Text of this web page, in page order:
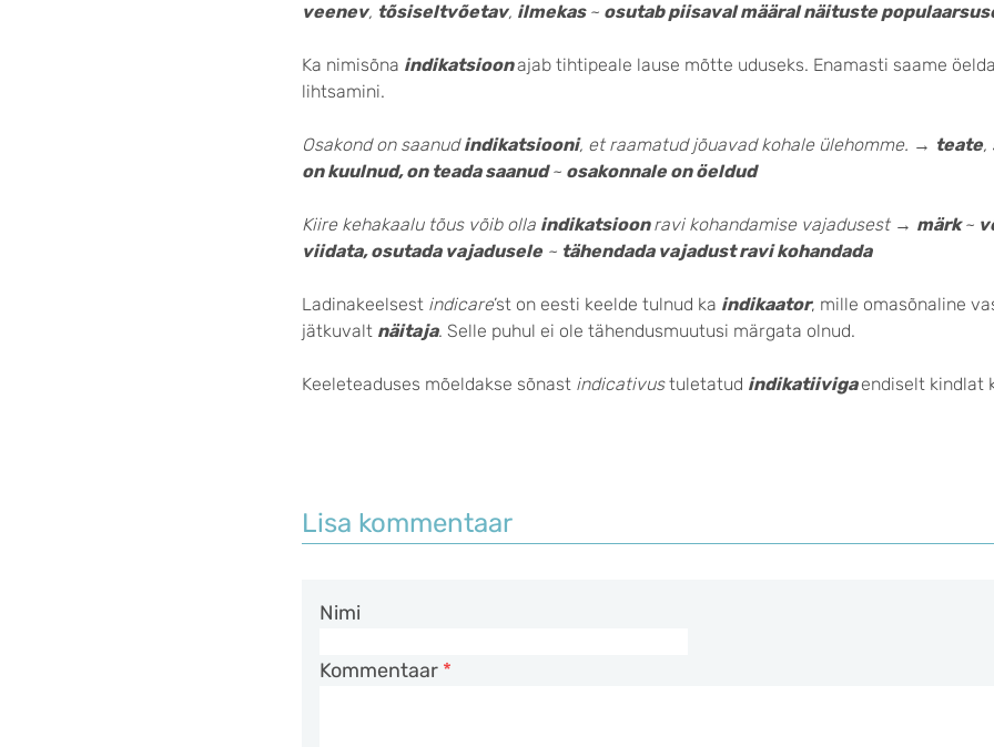
veenev, tõsiseltvõetav, ilmekas ~ osutab piisaval määral näituste
Ka nimisõna indikatsioonajab tihtipeale lause mõtte uduseks. Enamasti saame öelda
lihtsamini.
Osakond on saanudindikatsiooni, et raamatud jõuavad kohale ülehomme. → teate,
on kuulnud, on teada saanud~ osakonnale on öeldud
Kiire kehakaalu tõus võib olla indikatsioonravi kohandamise vajadusest → märk~
viidata, osutada vajadusele~ tähendada vajadust ravi kohandada
Ladinakeelsest indicare’st on eesti keelde tulnud ka indikaator, mille omasõnaline
jätkuvalt näitaja. Selle puhul ei ole tähendusmuutusi märgata olnud.
Keeleteaduses mõeldakse sõnast indicativustuletatud indikatiivigaendiselt kindlat
Lisa kommentaar
Kommentaar *
Nimi